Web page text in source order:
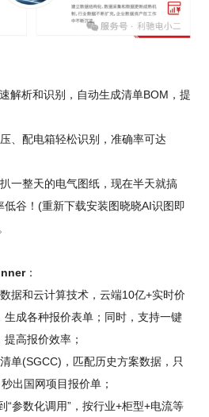
解析和识别，自动生成清单BOM，提
、配电箱轻松识别，准确率可达
扒一整天的电气图纸，现在半天就搞
谷！(重新下载安装图晓晓AI识图即
：
数据和云计算技术，云端10亿+实时价
成各种报价表单；同时，支持一键
高报价效率；
单(SGCC)，匹配历史方案数据，只
出国网项目报价单；
“参数化调用”，按行业+柜型+电流等